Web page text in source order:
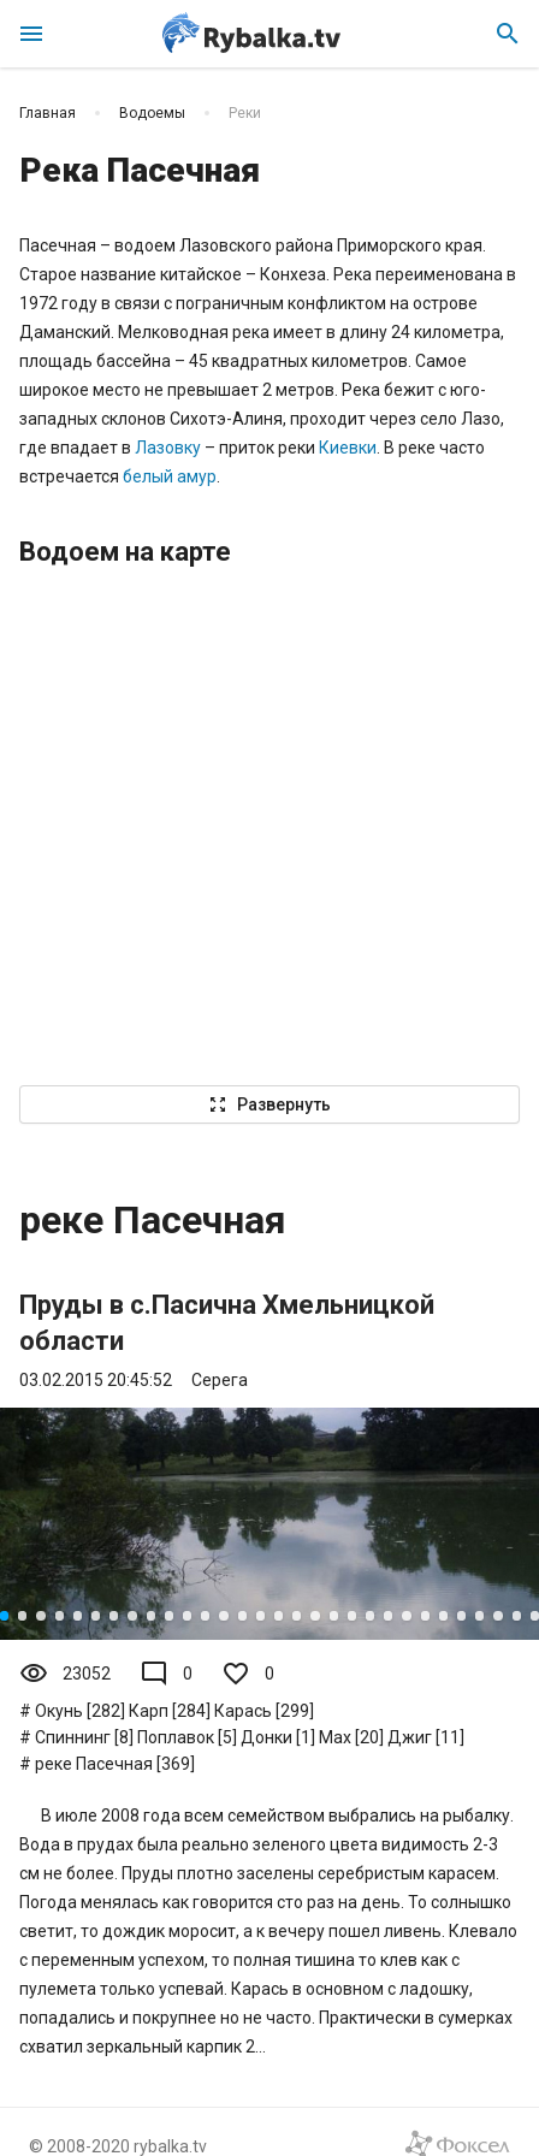
menu search
Главная Водоемы Реки
Река Пасечная
Пасечная – водоем Лазовского района Приморского края.
Старое название китайское – Конхеза. Река переименована в
1972 году в связи с пограничным конфликтом на острове
Даманский. Мелководная река имеет в длину 24 километра,
площадь бассейна – 45 квадратных километров. Самое
широкое место не превышает 2 метров. Река бежит с юго-
западных склонов Сихотэ-Алиня, проходит через село Лазо,
где впадает в Лазовку – приток реки Киевки . В реке часто
встречается белый амур
Водоем на карте
zoom_out_map Развернуть
реке Пасечная
Пруды в с.Пасична Хмельницкой
области
03.02.2015 20:45:52 Серега
visibility 23052 mode_comment 0
0
Окунь [282] Карп [284] Карась [299]
Спиннинг [8] Поплавок [5] Донки [1] Мах [20] Джиг [11]
реке Пасечная [369]
В июле 2008 года всем семейством выбрались на рыбалку.
Вода в прудах была реально зеленого цвета видимость 2-3
см не более. Пруды плотно заселены серебристым карасем.
Погода менялась как говорится сто раз на день. То солнышко
светит, то дождик моросит, а к вечеру пошел ливень. Клевало
с переменным успехом, то полная тишина то клев как с
пулемета только успевай. Карась в основном с ладошку,
попадались и покрупнее но не часто. Практически в сумерках
схватил зеркальный карпик 2...
© 2008-2020 rybalka.tv